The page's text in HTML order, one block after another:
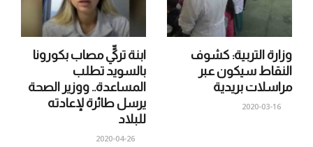
ابنة تركيٍّ مصاب بكورونا
بالسويد تطلب
المساعدة.. ووزير الصحة
يرسل طائرة لإعادته
للبلاد
2020-04-26
وزارة التربية: كشوف
النقاط سيكون عبر
مراسلات بريدية
2020-03-16